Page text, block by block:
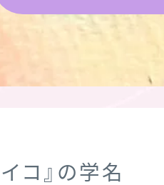
★スペシャルア
FAQ
サイトマップ
コ』の学名